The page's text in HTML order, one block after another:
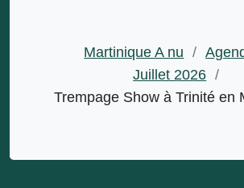
Martinique A nu /
Juillet 2026 /
Trempage Show à Trinité en